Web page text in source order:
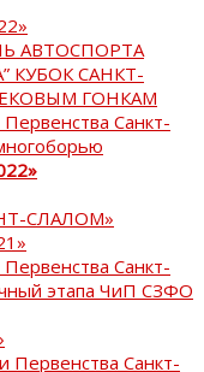
АВТОСПОРТА
КУБОК САНКТ-
ГОНКАМ
Санкт-
СЛАЛОМ»
Санкт-
этапа ЧиП СЗФО
Первенства Санкт-